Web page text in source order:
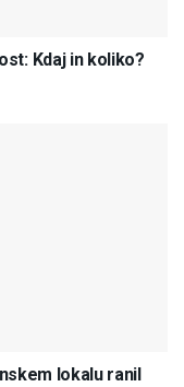
Kdaj in koliko?
lokalu ranil